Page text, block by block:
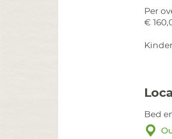
Per
€
Bed